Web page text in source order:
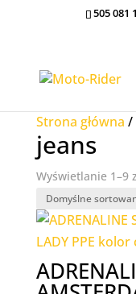
505 081
Strona główna /
jeans
Wyświetlanie 1–9